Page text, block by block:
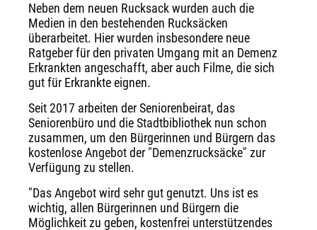
Neben dem neuen Rucksack wurden auch die
Medien in den bestehenden Rucksäcken
überarbeitet. Hier wurden insbesondere neue
Ratgeber für den privaten Umgang mit an Demenz
Erkrankten angeschafft, aber auch Filme, die sich
gut für Erkrankte eignen.
Seit 2017 arbeiten der Seniorenbeirat, das
Seniorenbüro und die Stadtbibliothek nun schon
zusammen, um den Bürgerinnen und Bürgern das
kostenlose Angebot der "Demenzrucksäcke" zur
Verfügung zu stellen.
"Das Angebot wird sehr gut genutzt. Uns ist es
wichtig, allen Bürgerinnen und Bürgern die
Möglichkeit zu geben, kostenfrei unterstützendes